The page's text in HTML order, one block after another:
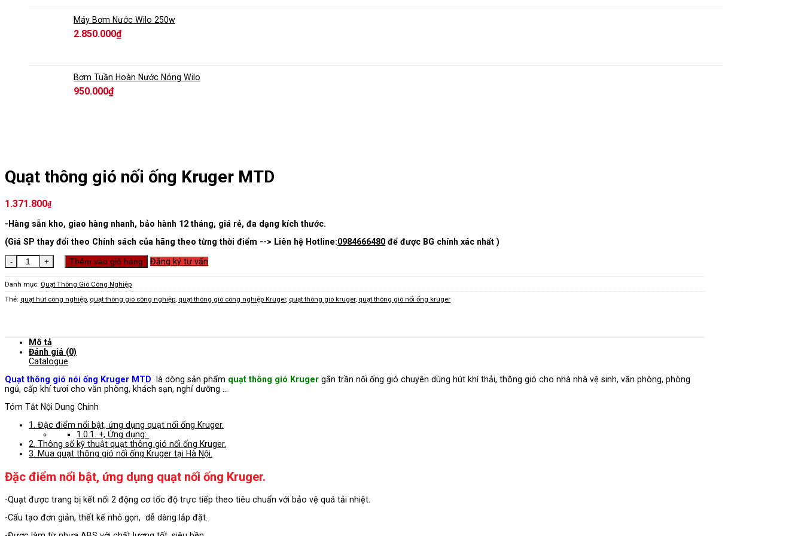
Máy Bơm Nước Wilo 250w
2.850.000₫
Bơm Tuần Hoàn Nước Nóng Wilo
950.000₫
Quạt thông gió nối ống Kruger MTD
1.371.800₫
-Hàng sẵn kho, giao hàng nhanh, bảo hành 12 tháng, giá rẻ, đa dạng kích thước.
(Giá SP thay đổi theo Chính sách của hãng theo từng thời điểm --> Liên hệ Hotline:0984666480 để được BG chính xác nhất )
Quạt thông gió nối ống Kruger MTD số lượng
Thêm vào giỏ hàng Đăng ký tư vấn
Danh mục: Quạt Thông Gió Công Nghiệp
Thẻ: quạt hút công nghiệp, quạt thông gió công nghiệp, quạt thông gió công nghiệp Kruger, quạt thông gió kruger, quạt thông gió nối ống kruger
Mô tả
Đánh giá (0)
Catalogue
Quạt thông gió nói ống Kruger MTD
là dòng sản phẩm quạt thông gió Kruger gắn trần nối ống gió chuyên dùng hút khí thải, thông gió cho nhà nhà vệ sinh, văn phòng, phòng
ngủ, cấp khí tươi cho văn phòng, khách sạn, nghỉ dưỡng …
Tóm Tắt Nội Dung Chính
1. Đặc điểm nổi bật, ứng dụng quạt nối ống Kruger.
1.0.1. +, Ứng dụng:
2. Thông số kỹ thuật quạt thông gió nối ống Kruger.
3. Mua quạt thông gió nối ống Kruger tại Hà Nội.
Đặc điểm nổi bật, ứng dụng quạt nối ống Kruger.
-Quạt được trang bị kết nối 2 động cơ tốc độ trực tiếp theo tiêu chuẩn với bảo vệ quá tải nhiệt.
-Cấu tạo đơn giản, thết kế nhỏ gọn, dễ dàng lắp đặt.